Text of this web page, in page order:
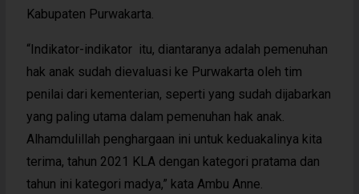
Kabupaten Purwakarta.
“Indikator-indikator itu, diantaranya adalah pemenuhan
hak anak sudah dievaluasi ke Purwakarta oleh tim
penilai dari kementerian, seperti yang sudah dijabarkan
yang paling utama dalam pemenuhan hak anak.
Alhamdulillah penghargaan ini untuk keduakalinya kita
terima, tahun 2021 KLA dengan kategori pratama dan
tahun ini kategori madya,” kata Ambu Anne.